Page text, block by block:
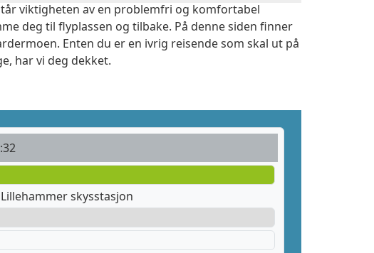
viktigheten av en problemfri og komfortabel
deg til flyplassen og tilbake. På denne siden finner
Enten du er en ivrig reisende som skal ut på
har vi deg dekket.
skysstasjon